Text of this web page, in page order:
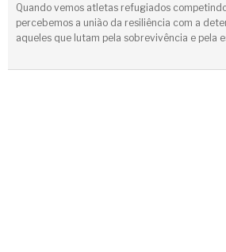
Quando vemos atletas refugiados
percebemos a união da resiliência com a
aqueles que lutam pela sobrevivência e pela